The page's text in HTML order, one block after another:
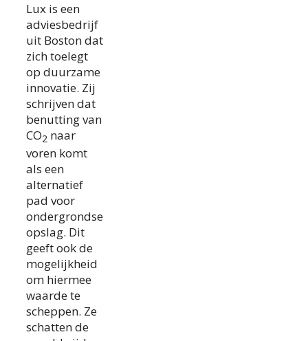
Lux is een
adviesbedrijf
uit Boston dat
zich toelegt
op duurzame
innovatie. Zij
schrijven dat
benutting van
CO2 naar
voren komt
als een
alternatief
pad voor
ondergrondse
opslag. Dit
geeft ook de
mogelijkheid
om hiermee
waarde te
scheppen. Ze
schatten de